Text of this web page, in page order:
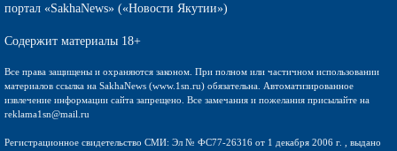
портал «SakhaNews» («Новости Якутии»)
Содержит материалы 18+
Все права защищены и охраняются законом. При полном или частичном использовании
материалов ссылка на SakhaNews (www.1sn.ru) обязательна. Автоматизированное
извлечение информации сайта запрещено. Все замечания и пожелания присылайте на
reklama1sn@mail.ru
Регистрационное свидетельство СМИ: Эл № ФС77-26316 от 1 декабря 2006 г. , выдано